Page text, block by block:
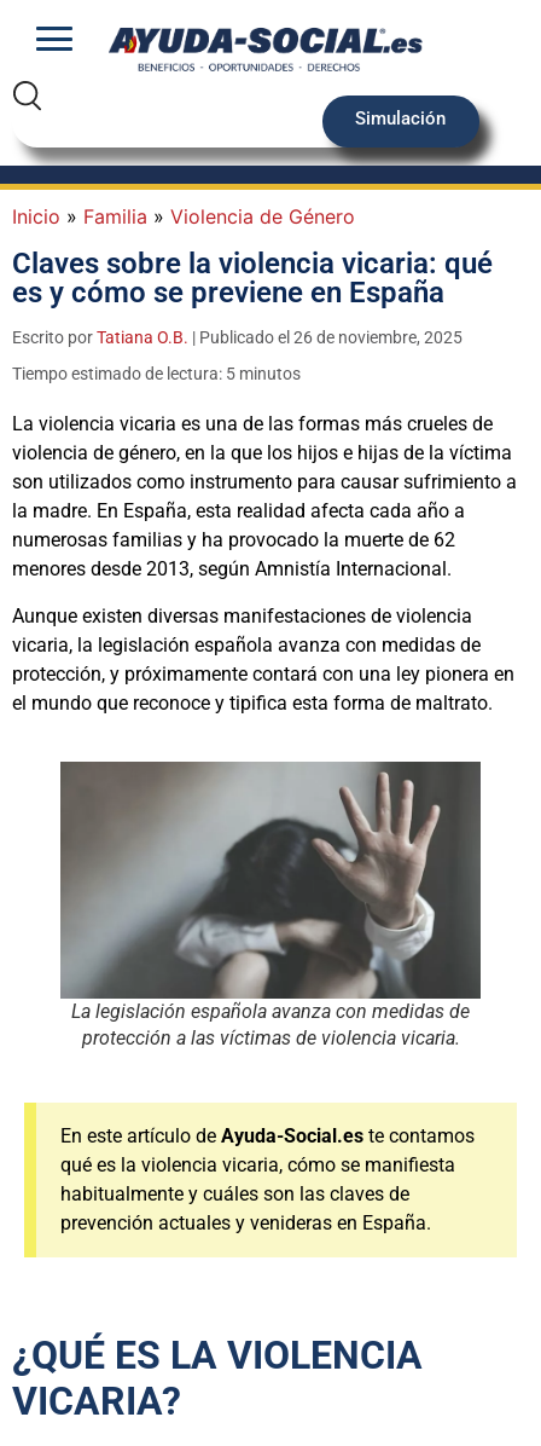
Simulación
Inicio » Familia » Violencia de Género
Claves sobre la violencia vicaria: qué
es y cómo se previene en España
Escrito porTatiana O.B. | Publicado el 26 de noviembre, 2025
Tiempo estimado de lectura: 5 minutos
La violencia vicaria es una de las formas más crueles de
violencia de género, en la que los hijos e hijas de la víctima
son utilizados como instrumento para causar sufrimiento a
la madre. En España, esta realidad afecta cada año a
numerosas familias y ha provocado la muerte de 62
menores desde 2013, según Amnistía Internacional.
Aunque existen diversas manifestaciones de violencia
vicaria, la legislación española avanza con medidas de
protección, y próximamente contará con una ley pionera en
el mundo que reconoce y tipifica esta forma de maltrato.
La legislación española avanza con medidas de
protección a las víctimas de violencia vicaria.
En este artículo de Ayuda-Social.es te contamos
qué es la violencia vicaria, cómo se manifiesta
habitualmente y cuáles son las claves de
prevención actuales y venideras en España.
¿QUÉ ES LA VIOLENCIA
VICARIA?